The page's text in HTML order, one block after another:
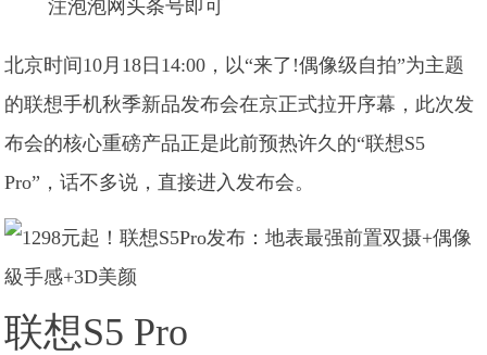
注泡泡网头条号即可
北京时间10月18日14:00，以“来了!偶像级自拍”为主题
的联想手机秋季新品发布会在京正式拉开序幕，此次发
布会的核心重磅产品正是此前预热许久的“联想S5
Pro”，话不多说，直接进入发布会。
联想S5 Pro